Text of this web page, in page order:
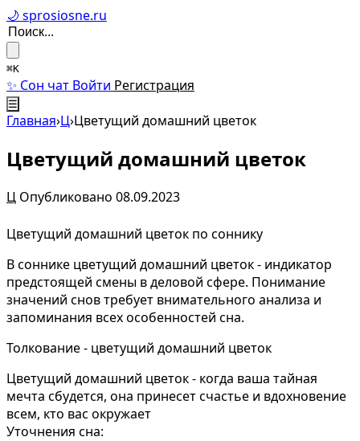
🌙 sprosiosne.ru
⌘K
✨ Сон чат Войти Регистрация
☰
Главная›Ц›Цветущий домашний цветок
Цветущий домашний цветок
Ц Опубликовано 08.09.2023
Цветущий домашний цветок по соннику
В соннике цветущий домашний цветок - индикатор
предстоящей смены в деловой сфере. Понимание
значений снов требует внимательного анализа и
запоминания всех особенностей сна.
Толкование - цветущий домашний цветок
Цветущий домашний цветок - когда ваша тайная
мечта сбудется, она принесет счастье и вдохновение
всем, кто вас окружает
Уточнения сна: